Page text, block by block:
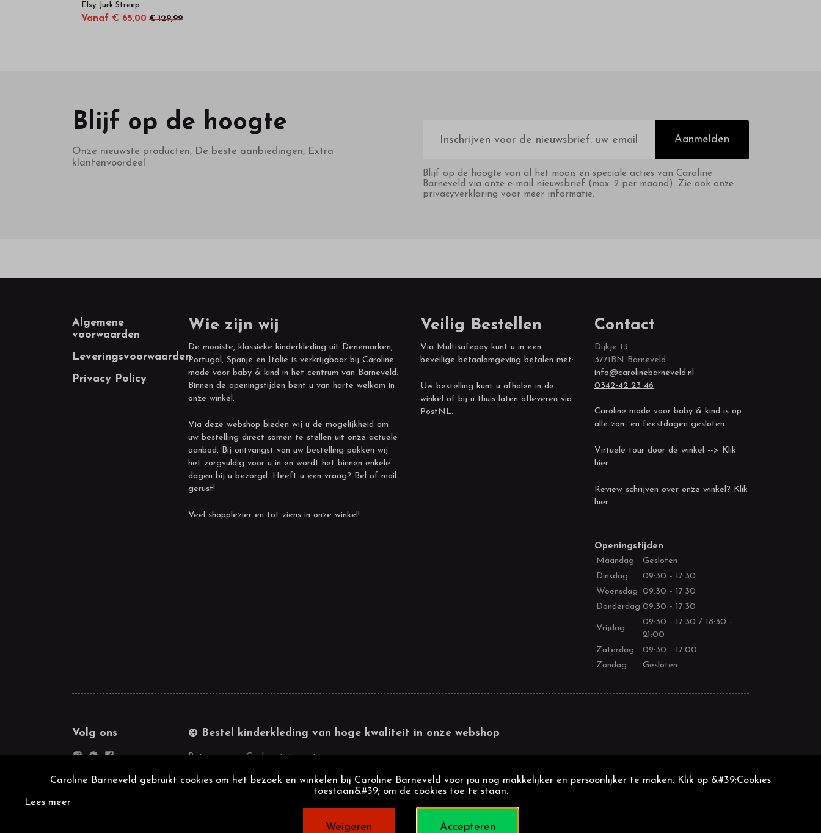
Elsy Jurk Streep
Vanaf € 65,00 € 129,99
Blijf op de hoogte
Onze nieuwste producten, De beste aanbiedingen, Extra
klantenvoordeel
mailadres
Aanmelden
Blijf op de hoogte van al het moois en speciale acties van Caroline
Barneveld via onze e-mail nieuwsbrief (max. 2 per maand). Zie ook onze
privacyverklaring voor meer informatie.
Footer
Algemene
voorwaarden
Leveringsvoorwaarden
Privacy Policy
Wie zijn wij
De mooiste, klassieke kinderkleding uit Denemarken,
Portugal, Spanje en Italie is verkrijgbaar bij Caroline
mode voor baby & kind in het centrum van Barneveld.
Binnen de openingstijden bent u van harte welkom in
onze winkel.
Via deze webshop bieden wij u de mogelijkheid om
uw bestelling direct samen te stellen uit onze actuele
aanbod. Bij ontvangst van uw bestelling pakken wij
het zorgvuldig voor u in en wordt het binnen enkele
dagen bij u bezorgd. Heeft u een vraag? Bel of mail
gerust!
Veel shopplezier en tot ziens in onze winkel!
Veilig Bestellen
Via Multisafepay kunt u in een
beveilige betaalomgeving betalen met:
Uw bestelling kunt u afhalen in de
winkel of bij u thuis laten afleveren via
PostNL.
Contact
Dijkje 13
3771BN Barneveld
info@carolinebarneveld.nl
0342-42 23 46
Caroline mode voor baby & kind is op
alle zon- en feestdagen gesloten.
Virtuele tour door de winkel --> Klik
hier
Review schrijven over onze winkel? Klik
hier
Openingstijden
Maandag
Gesloten
Dinsdag
09:30 - 17:30
Woensdag 09:30 - 17:30
Donderdag 09:30 - 17:30
Vrijdag
09:30 - 17:30 / 18:30 -
21:00
Zaterdag
09:30 - 17:00
Zondag
Gesloten
Volg ons © Bestel kinderkleding van hoge kwaliteit in onze webshop
Retourneren Cookie statement
Caroline Barneveld gebruikt cookies om het bezoek en winkelen bij Caroline Barneveld voor jou nog makkelijker en persoonlijker te maken. Klik op &#39;Cookies
toestaan&#39; om de cookies toe te staan.
Lees meer
Weigeren Accepteren